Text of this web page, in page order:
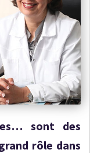
sont des
rôle dans